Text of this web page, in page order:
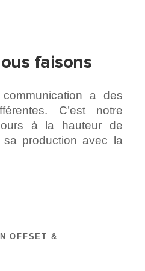
faisons
a des
C’est notre
à la hauteur de
production avec la
OFFSET &